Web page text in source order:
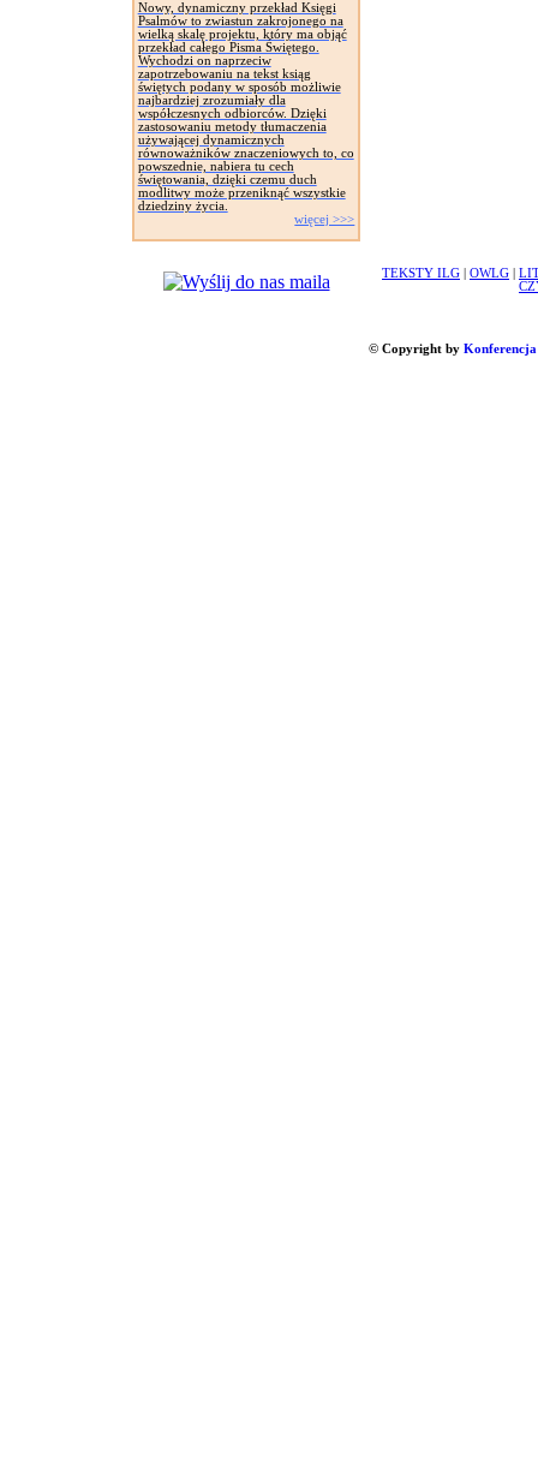
Nowy, dynamiczny przekład Księgi
Psalmów to zwiastun zakrojonego na
wielką skalę projektu, który ma objąć
przekład całego Pisma Świętego.
Wychodzi on naprzeciw
zapotrzebowaniu na tekst ksiąg
świętych podany w sposób możliwie
najbardziej zrozumiały dla
współczesnych odbiorców. Dzięki
zastosowaniu metody tłumaczenia
używającej dynamicznych
równoważników znaczeniowych to, co
powszednie, nabiera tu cech
świętowania, dzięki czemu duch
modlitwy może przeniknąć wszystkie
dziedziny życia.
więcej >>>
TEKSTY ILG OWLG
© Copyright by Konferencja